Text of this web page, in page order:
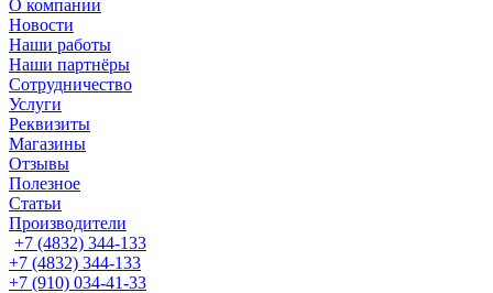
О компании
Новости
Наши работы
Наши партнёры
Сотрудничество
Услуги
Реквизиты
Магазины
Отзывы
Полезное
Статьи
Производители
+7 (4832) 344-133
+7 (4832) 344-133
+7 (910) 034-41-33